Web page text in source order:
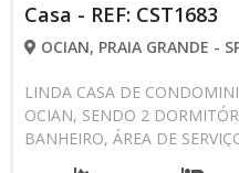
Casa - REF: CST1683
OCIAN, PRAIA GRANDE -
LINDA CASA DE
OCIAN, SENDO 2
BANHEIRO, ÁREA DE
AGENDE UMA VISITA